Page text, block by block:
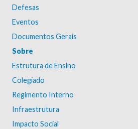
Defesas
Eventos
Documentos Gerais
Sobre
Estrutura de Ensino
Colegiado
Regimento Interno
Infraestrutura
Impacto Social